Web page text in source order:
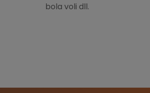
bola voli dll.